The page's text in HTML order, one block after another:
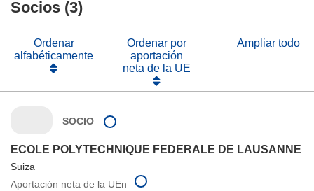
Socios (3)
Ordenar
alfabéticamente
Ordenar por
aportación
neta de la UE
Ampliar todo
SOCIO
ECOLE POLYTECHNIQUE FEDERALE DE LAUSANNE
Suiza
Aportación neta de la UEn